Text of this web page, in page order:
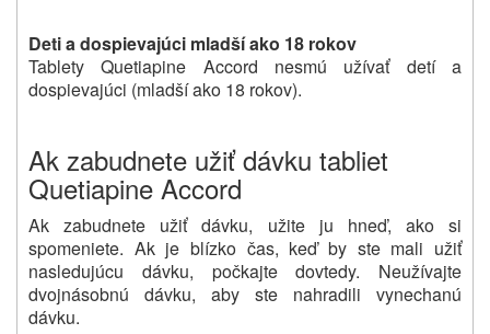
Deti a dospievajúci mladší ako 18 rokov
Tablety Quetiapine Accord nesmú užívať detí a
dospievajúci (mladší ako 18 rokov).
Ak zabudnete užiť dávku tabliet
Quetiapine Accord
Ak zabudnete užiť dávku, užite ju hneď, ako si
spomeniete. Ak je blízko čas, keď by ste mali užiť
nasledujúcu dávku, počkajte dovtedy.
Neužívajte
dvojnásobnú dávku, aby ste nahradili vynechanú
dávku.